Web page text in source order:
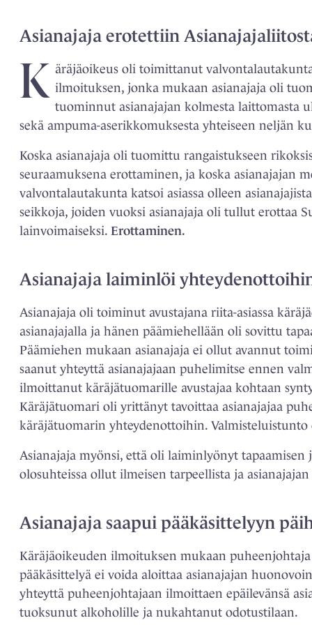
Asianajaja erotettiin
K äräjäoikeus oli toimittanut
ilmoituksen, jonka mukaan asianajaja oli
tuominnut asianajajan kolmesta laittomasta
sekä ampuma-aserikkomuksesta yhteiseen neljän
Koska asianajaja oli tuomittu rangaistukseen
seuraamuksena erottaminen, ja koska asianajajan
valvontalautakunta katsoi asiassa olleen
seikkoja, joiden vuoksi asianajaja oli tullut erottaa
lainvoimaiseksi. Erottaminen.
Asianajaja laiminlöi
Asianajaja oli toiminut avustajana riita-asiassa
asianajajalla ja hänen päämiehellään oli sovittu
Päämiehen mukaan asianajaja ei ollut avannut
saanut yhteyttä asianajajaan puhelimitse ennen
ilmoittanut käräjätuomarille avustajaa kohtaan
Käräjätuomari oli yrittänyt tavoittaa asianajajaa
käräjätuomarin yhteydenottoihin.
Asianajaja myönsi, että oli laiminlyönyt tapaamisen
olosuhteissa ollut ilmeisen tarpeellista ja
Asianajaja saapui pääkäsittelyyn
Käräjäoikeuden ilmoituksen mukaan
pääkäsittelyä ei voida aloittaa asianajajan
yhteyttä puheenjohtajaan ilmoittaen epäilevänsä
tuoksunut alkoholille ja nukahtanut odotustilaan.